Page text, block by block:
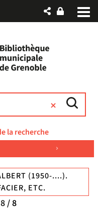
la recherche
(1950-....).
ETC.
8/ 8